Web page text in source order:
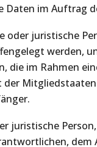
Daten im Auftrag
oder juristische
werden,
die im Rahmen
juristische